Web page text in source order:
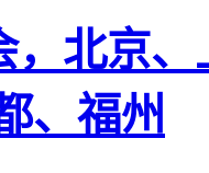
，北京
、福州